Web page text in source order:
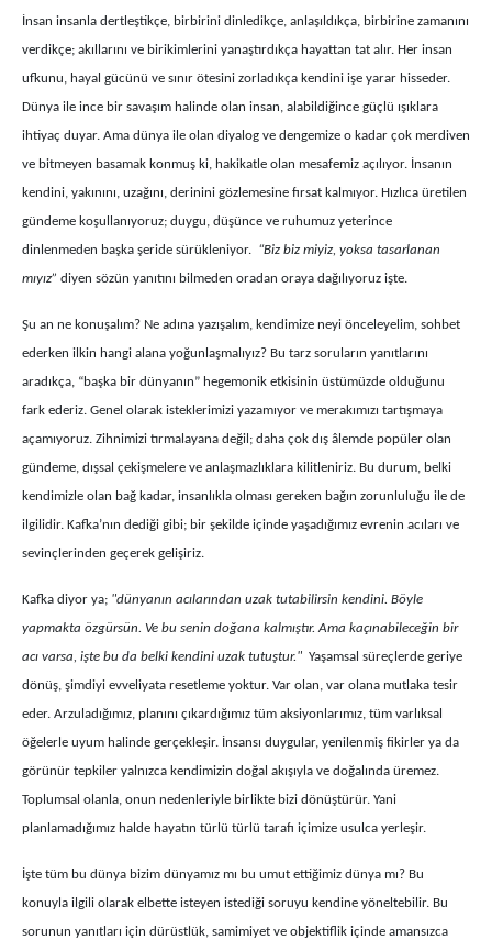
İnsan insanla dertleştikçe, birbirini dinledikçe, anlaşıldıkça, birbirine zamanını
verdikçe; akıllarını ve birikimlerini yanaştırdıkça hayattan tat alır. Her insan
ufkunu, hayal gücünü ve sınır ötesini zorladıkça kendini işe yarar hisseder.
Dünya ile ince bir savaşım halinde olan insan, alabildiğince güçlü ışıklara
ihtiyaç duyar. Ama dünya ile olan diyalog ve dengemize o kadar çok merdiven
ve bitmeyen basamak konmuş ki, hakikatle olan mesafemiz açılıyor. İnsanın
kendini, yakınını, uzağını, derinini gözlemesine fırsat kalmıyor. Hızlıca üretilen
gündeme koşullanıyoruz; duygu, düşünce ve ruhumuz yeterince
dinlenmeden başka şeride sürükleniyor. “Biz biz miyiz, yoksa tasarlanan
mıyız” diyen sözün yanıtını bilmeden oradan oraya dağılıyoruz işte.
Şu an ne konuşalım? Ne adına yazışalım, kendimize neyi önceleyelim, sohbet
ederken ilkin hangi alana yoğunlaşmalıyız? Bu tarz soruların yanıtlarını
aradıkça, “başka bir dünyanın” hegemonik etkisinin üstümüzde olduğunu
fark ederiz. Genel olarak isteklerimizi yazamıyor ve merakımızı tartışmaya
açamıyoruz. Zihnimizi tırmalayana değil; daha çok dış âlemde popüler olan
gündeme, dışsal çekişmelere ve anlaşmazlıklara kilitleniriz. Bu durum, belki
kendimizle olan bağ kadar, insanlıkla olması gereken bağın zorunluluğu ile de
ilgilidir. Kafka’nın dediği gibi; bir şekilde içinde yaşadığımız evrenin acıları ve
sevinçlerinden geçerek gelişiriz.
Kafka diyor ya; "dünyanın acılarından uzak tutabilirsin kendini. Böyle
yapmakta özgürsün. Ve bu senin doğana kalmıştır. Ama kaçınabileceğin bir
acı varsa, işte bu da belki kendini uzak tutuştur." Yaşamsal süreçlerde geriye
dönüş, şimdiyi evveliyata resetleme yoktur. Var olan, var olana mutlaka tesir
eder. Arzuladığımız, planını çıkardığımız tüm aksiyonlarımız, tüm varlıksal
öğelerle uyum halinde gerçekleşir. İnsansı duygular, yenilenmiş fikirler ya da
görünür tepkiler yalnızca kendimizin doğal akışıyla ve doğalında üremez.
Toplumsal olanla, onun nedenleriyle birlikte bizi dönüştürür. Yani
planlamadığımız halde hayatın türlü türlü tarafı içimize usulca yerleşir.
İşte tüm bu dünya bizim dünyamız mı bu umut ettiğimiz dünya mı? Bu
konuyla ilgili olarak elbette isteyen istediği soruyu kendine yöneltebilir. Bu
sorunun yanıtları için dürüstlük, samimiyet ve objektiflik içinde amansızca